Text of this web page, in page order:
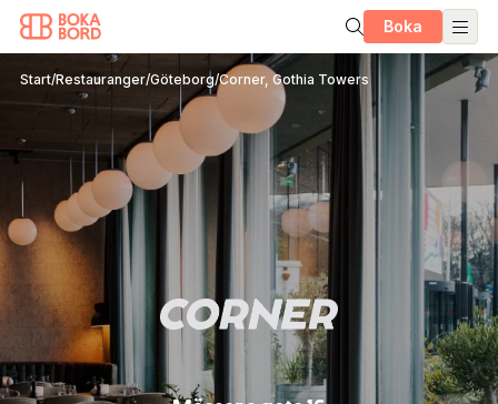
Boka
Start/Restauranger/Göteborg/Corner, Gothia Towers